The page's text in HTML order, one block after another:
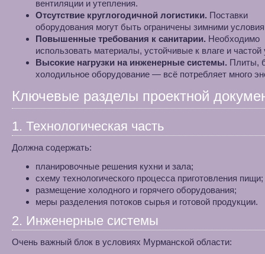
вентиляции и утепления.
Отсутствие круглогодичной логистики. Поставки
оборудования могут быть ограничены зимними
Повышенные требования к санитарии. Необходимо
использовать материалы, устойчивые к влаге и частой
Высокие нагрузки на инженерные системы. Плиты,
холодильное оборудование — всё потребляет много
Ключевые разделы проектной
1. Технологическая часть
Должна содержать:
планировочные решения кухни и зала;
схему технологического процесса приготовления пищи;
размещение холодного и горячего оборудования;
меры разделения потоков сырья и готовой продукции.
2. Инженерные системы
Очень важный блок в условиях Мурманской области: